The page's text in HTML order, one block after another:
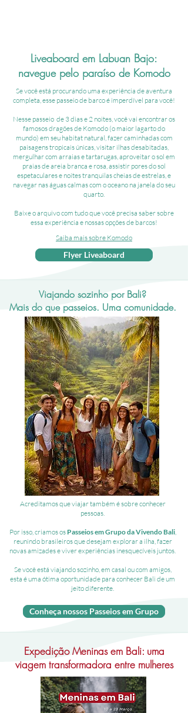
Liveaboard em Labuan Bajo:
navegue pelo paraíso de Komodo
Se você está procurando uma experiência de aventura
completa, esse passeio de barco é imperdível para você!
Nesse passeio de 3 dias e 2 noites, você vai encontrar os
famosos dragões de Komodo (o maior lagarto do
mundo) em seu habitat natural, fazer caminhadas com
paisagens tropicais únicas, visitar ilhas desabitadas,
mergulhar com arraias e tartarugas, aproveitar o sol em
praias de areia branca e rosa, assistir pores do sol
espetaculares e noites tranquilas cheias de estrelas, e
navegar nas águas calmas com o oceano na janela do seu
quarto.
Baixe o arquivo com tudo que você precisa saber sobre
essa experiência e nossas opções de barcos!
Saiba mais sobre Komodo
Flyer Liveaboard
Viajando sozinho por Bali?
Mais do que passeios. Uma comunidade.
Acreditamos que viajar também é sobre conhecer
pessoas.
Por isso, criamos os Passeios em Grupo da Vivendo Bali,
reunindo brasileiros que desejam explorar a ilha, fazer
novas amizades e viver experiências inesquecíveis juntos.
Se você está viajando sozinho, em casal ou com amigos,
esta é uma ótima oportunidade para conhecer Bali de um
jeito diferente.
Conheça nossos Passeios em Grupo
Expedição Meninas em Bali: uma
viagem transformadora entre mulheres